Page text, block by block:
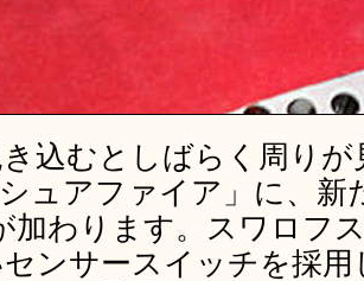
込むとしばらく周り
ュアファイア」に、新
加わります。スワロフ
ンサースイッチを採